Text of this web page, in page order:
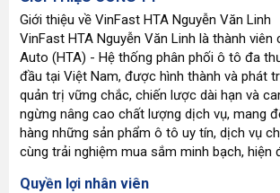
Giới thiệu về VinFast HTA Nguyễn Văn Linh
VinFast HTA Nguyễn Văn Linh là thành viên
Auto (HTA) - Hệ thống phân phối ô tô đa
đầu tại Việt Nam, được hình thành và phát
quản trị vững chắc, chiến lược dài hạn và
ngừng nâng cao chất lượng dịch vụ, mang
hàng những sản phẩm ô tô uy tín, dịch vụ
cùng trải nghiệm mua sắm minh bạch, hiện
Quyền lợi nhân viên